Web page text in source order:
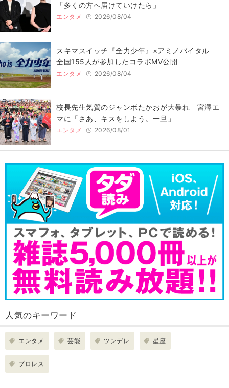
「多くの方へ届けていけたら」
エンタメ 2026/08/04
スキマスイッチ『全力少年』×アミノバイタル
全国155人が参加したコラボMV公開
エンタメ 2026/08/04
校長先生気質のジャンボたかおが大暴れ 宮澤エ
マに「さあ、キスをしよう。一旦」
エンタメ 2026/08/01
人気のキーワード
エンタメ 芸能 ツンデレ 星座
プロレス